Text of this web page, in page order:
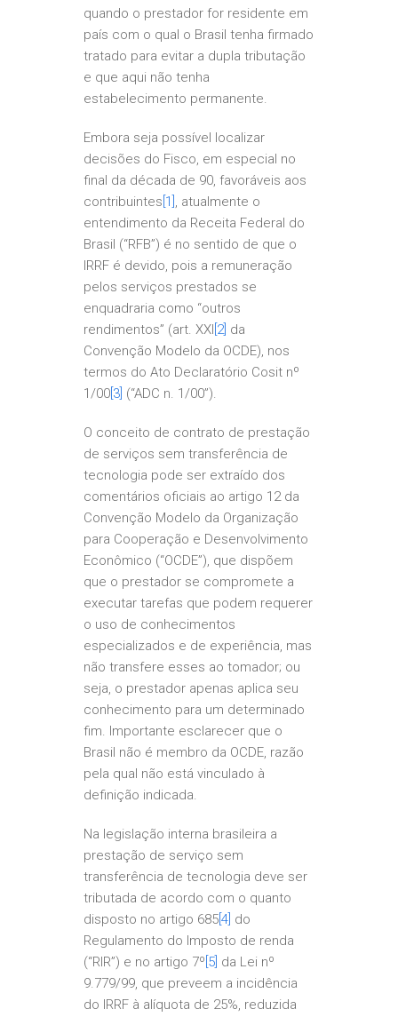
quando o prestador for residente em
país com o qual o Brasil tenha firmado
tratado para evitar a dupla tributação
e que aqui não tenha
estabelecimento permanente.
Embora seja possível localizar
decisões do Fisco, em especial no
final da década de 90, favoráveis aos
contribuintes [1] , atualmente o
entendimento da Receita Federal do
Brasil (“RFB”) é no sentido de que o
IRRF é devido, pois a remuneração
pelos serviços prestados se
enquadraria como “outros
rendimentos” (art. XXI [2] da
Convenção Modelo da OCDE), nos
termos do Ato Declaratório Cosit nº
1/00 [3] (“ADC n. 1/00”).
O conceito de contrato de prestação
de serviços sem transferência de
tecnologia pode ser extraído dos
comentários oficiais ao artigo 12 da
Convenção Modelo da Organização
para Cooperação e Desenvolvimento
Econômico (“OCDE”), que dispõem
que o prestador se compromete a
executar tarefas que podem requerer
o uso de conhecimentos
especializados e de experiência, mas
não transfere esses ao tomador; ou
seja, o prestador apenas aplica seu
conhecimento para um determinado
fim. Importante esclarecer que o
Brasil não é membro da OCDE, razão
pela qual não está vinculado à
definição indicada.
Na legislação interna brasileira a
prestação de serviço sem
transferência de tecnologia deve ser
tributada de acordo com o quanto
disposto no artigo 685[4] do
Regulamento do Imposto de renda
(“RIR”) e no artigo 7º [5] da Lei nº
9.779/99, que preveem a incidência
do IRRF à alíquota de 25%, reduzida